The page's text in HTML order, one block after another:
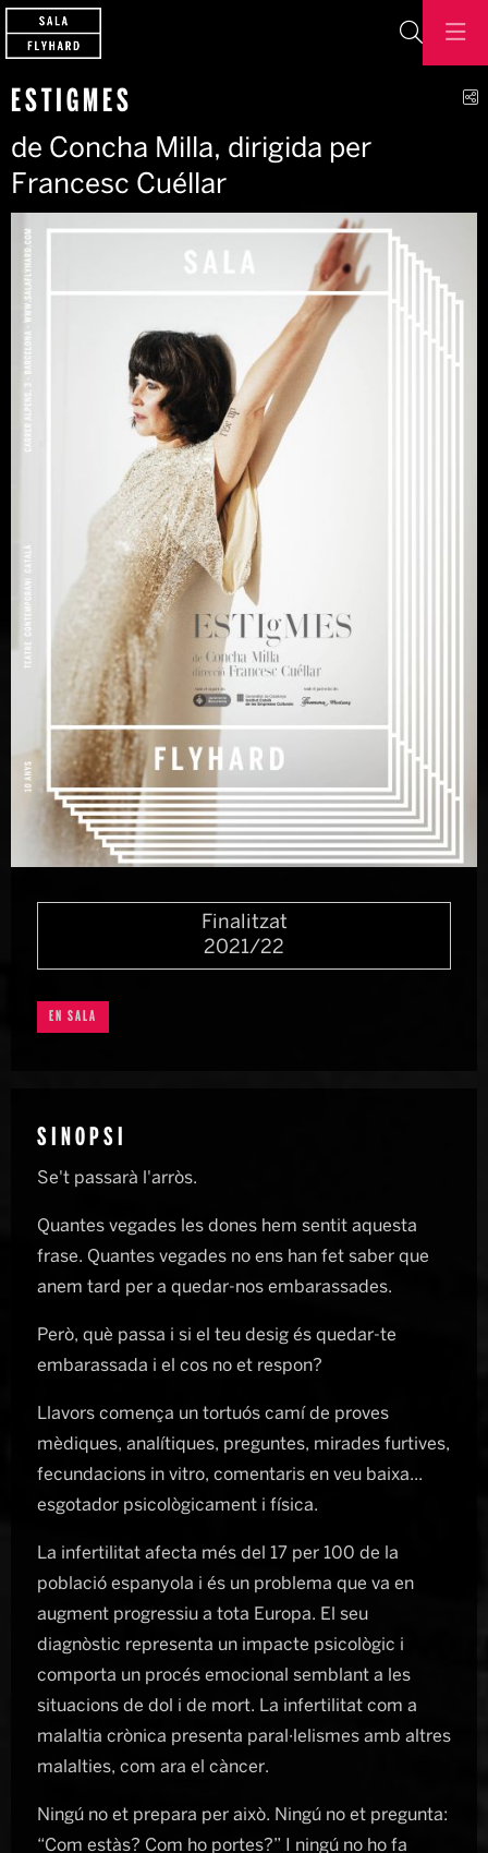
ESTIGMES
de Concha Milla, dirigida per
Francesc Cuéllar
Finalitzat
2021/22
EN SALA
SINOPSI
Se't passarà l'arròs.
Quantes vegades les dones hem sentit aquesta
frase. Quantes vegades no ens han fet saber que
anem tard per a quedar-nos embarassades.
Però, què passa i si el teu desig és quedar-te
embarassada i el cos no et respon?
Llavors comença un tortuós camí de proves
mèdiques, analítiques, preguntes, mirades furtives,
fecundacions in vitro, comentaris en veu baixa...
esgotador psicològicament i física.
La infertilitat afecta més del 17 per 100 de la
població espanyola i és un problema que va en
augment progressiu a tota Europa. El seu
diagnòstic representa un impacte psicològic i
comporta un procés emocional semblant a les
situacions de dol i de mort. La infertilitat com a
malaltia crònica presenta paral·lelismes amb altres
malalties, com ara el càncer.
Ningú no et prepara per això. Ningú no et pregunta:
“Com estàs? Com ho portes?” I ningú no ho fa